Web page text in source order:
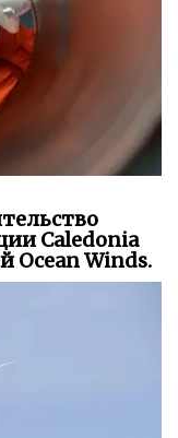
Caledonia
Ocean Winds.